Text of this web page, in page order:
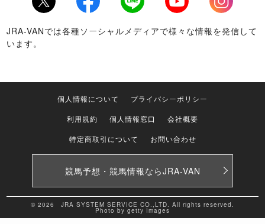
Twitter Facebook LINE Youtube
Instagram
JRA-VANでは各種ソーシャルメディアで様々な情報を発信して
います。
個人情報について
プライバシーポリシー
利用規約
個人情報窓口
会社概要
特定商取引について
お問い合わせ
競馬予想・競馬情報ならJRA-VAN
© 2026 JRA SYSTEM SERVICE CO.,LTD. All rights reserved.
Photo by getty Images